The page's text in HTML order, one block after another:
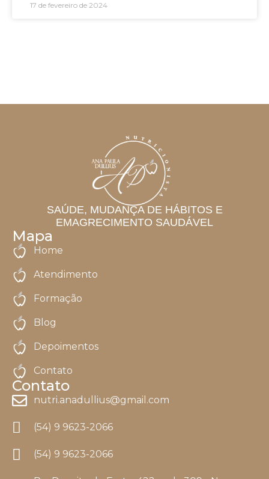
17 de fevereiro de 2024
SAÚDE, MUDANÇA DE HÁBITOS E
EMAGRECIMENTO SAUDÁVEL
Mapa
Home
Atendimento
Formação
Blog
Depoimentos
Contato
Contato
nutri.anadullius@gmail.com
(54) 9 9623-2066
(54) 9 9623-2066